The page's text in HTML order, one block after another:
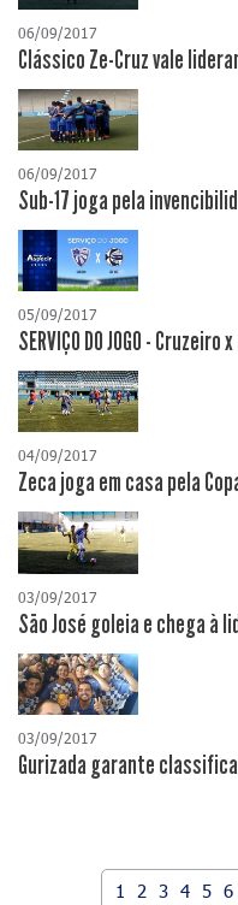
06/09/2017
Clássico Ze-Cruz vale
06/09/2017
Sub-17 joga pela
05/09/2017
SERVIÇO DO JOGO - Cruzeiro
04/09/2017
Zeca joga em casa pela
03/09/2017
São José goleia e chega à
03/09/2017
Gurizada garante
1 2 3 4 5 6